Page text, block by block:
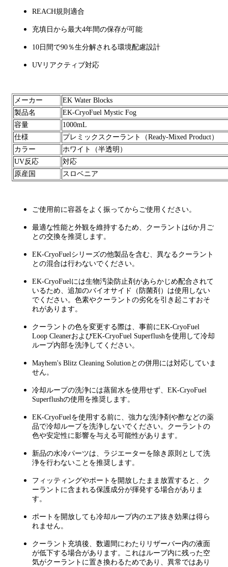
REACH規則適合
充填日から最大4年間の保存が可能
10日間で90％生分解される環境配慮設計
UVリアクティブ対応
メーカー
EK Water Blocks
製品名
EK-CryoFuel Mystic Fog
容量
1000mL
仕様
プレミックスクーラント（Ready-Mixed Product）
カラー
ホワイト（半透明）
UV反応
対応
原産国
スロベニア
ご使用前に容器をよく振ってからご使用ください。
最適な性能と外観を維持するため、クーラントは6か月ご
との交換を推奨します。
EK-CryoFuelシリーズの他製品を含む、異なるクーラント
との混合は行わないでください。
EK-CryoFuelには生物汚染防止剤があらかじめ配合されて
いるため、追加のバイオサイド（防菌剤）は使用しない
でください。色素やクーラントの劣化を引き起こすおそ
れがあります。
クーラントの色を変更する際は、事前にEK-CryoFuel
Loop CleanerおよびEK-CryoFuel Superflushを使用して冷却
ループ内部を洗浄してください。
Mayhem's Blitz Cleaning Solutionとの併用には対応していま
せん。
冷却ループの洗浄には蒸留水を使用せず、EK-CryoFuel
Superflushの使用を推奨します。
EK-CryoFuelを使用する前に、強力な洗浄剤や酢などの薬
品で冷却ループを洗浄しないでください。クーラントの
色や安定性に影響を与える可能性があります。
新品の水冷パーツは、ラジエーターを除き原則として洗
浄を行わないことを推奨します。
フィッティングやポートを開放したまま放置すると、ク
ーラントに含まれる保護成分が揮発する場合がありま
す。
ポートを開放しても冷却ループ内のエア抜き効果は得ら
れません。
クーラント充填後、数週間にわたりリザーバー内の液面
が低下する場合があります。これはループ内に残った空
気がクーラントに置き換わるためであり、異常ではあり